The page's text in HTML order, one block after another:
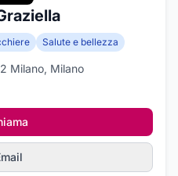
Salute e bellezza
Milano, Milano